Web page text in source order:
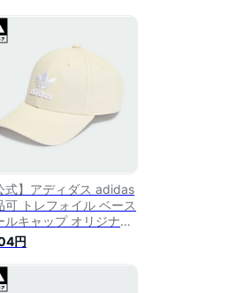
式】アディダス adidas
可 トレフォイル ベース
ルキャップ オリジナル
ンズ レディース アク
リー 帽子 キャップ 白
イト IS4624 fd24
円